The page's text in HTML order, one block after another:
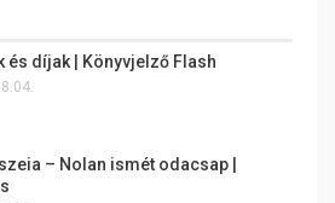
és díjak | Könyvjelző Flash
– Nolan ismét odacsap |